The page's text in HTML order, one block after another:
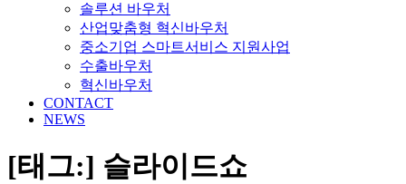
솔루션 바우처
산업맞춤형 혁신바우처
중소기업 스마트서비스 지원사업
수출바우처
혁신바우처
CONTACT
NEWS
[태그:] 슬라이드쇼